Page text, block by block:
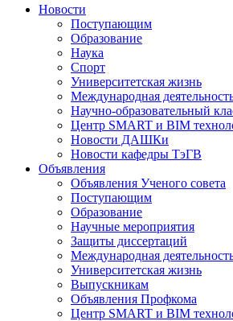
Новости
Поступающим
Образование
Наука
Спорт
Университетская жизнь
Международная
Научно-образовательный
Центр SMART и BIM
Новости ДАШКи
Новости кафедры ТэГВ
Объявления
Объявления Ученого совета
Поступающим
Образование
Научные мероприятия
Защиты диссертаций
Международная
Университетская жизнь
Выпускникам
Объявления Профкома
Центр SMART и BIM